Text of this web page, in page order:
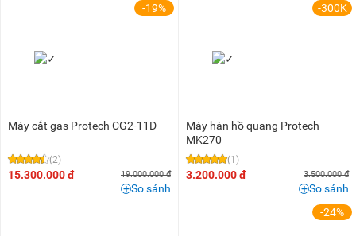
-19%
Máy cắt gas Protech CG2-11D
(2)
15.300.000 đ 19.000.000 đ
So sánh
-300K
Máy hàn hồ quang Protech
MK270
(1)
3.200.000 đ 3.500.000 đ
So sánh
-24%